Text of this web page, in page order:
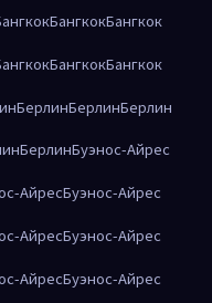
БангкокБангкок
БангкокБангкок
БерлинБерлинБерлин
БерлинБуэнос-Айрес
АйресБуэнос-Айрес
АйресБуэнос-Айрес
АйресБуэнос-Айрес